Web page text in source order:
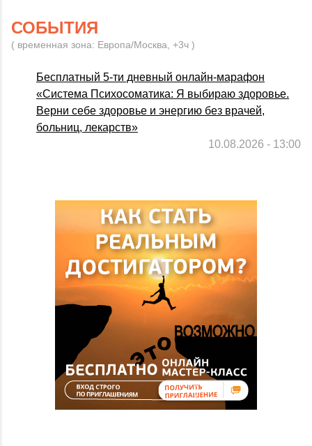
СОБЫТИЯ
( временная зона: Европа/Москва, +3ч )
Бесплатный 5-ти дневный онлайн-марафон
«Система Психосоматика: Я выбираю здоровье.
Верни себе здоровье и энергию без врачей,
больниц, лекарств»
10.08.2026 - 13:00